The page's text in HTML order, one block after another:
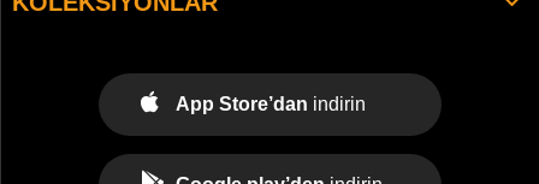
App Store’dan indirin